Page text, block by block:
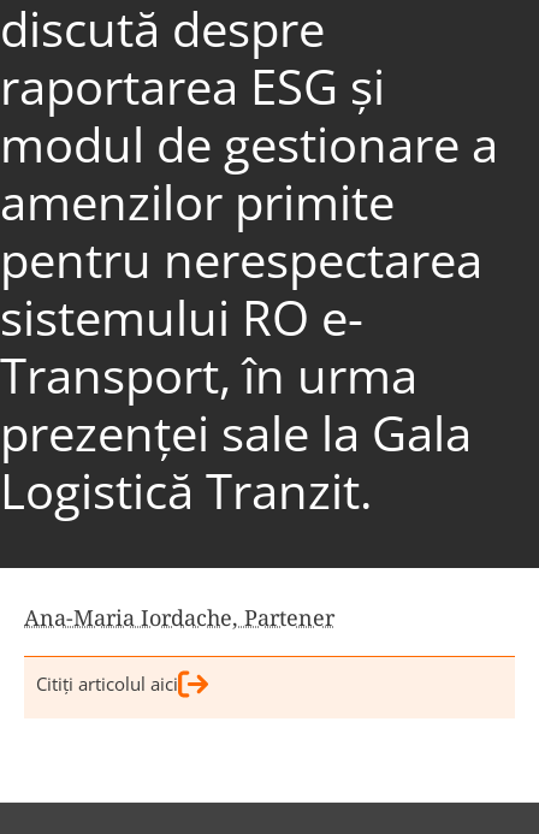
discută despre
raportarea ESG și
modul de gestionare a
amenzilor primite
pentru nerespectarea
sistemului RO e-
Transport, în urma
prezenței sale la Gala
Logistică Tranzit.
Ana-Maria Iordache, Partener
Citiţi articolul aici